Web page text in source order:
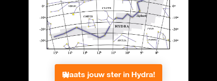
Plaats jouw ster in Hydra!